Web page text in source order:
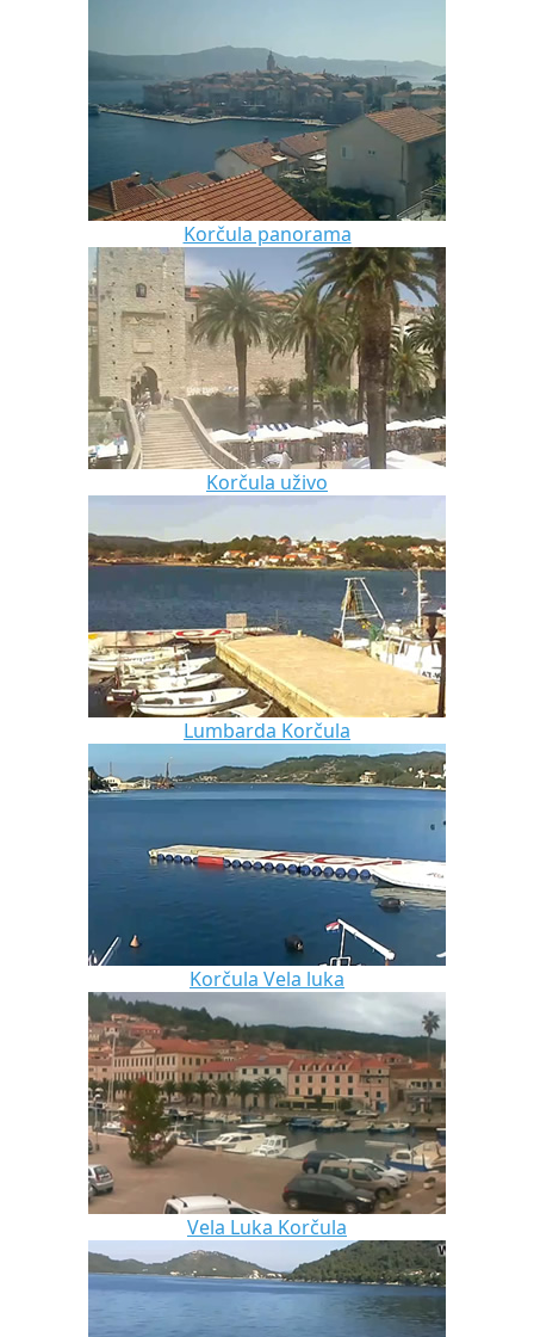
Korčula panorama
Korčula uživo
Lumbarda Korčula
Korčula Vela luka
Vela Luka Korčula